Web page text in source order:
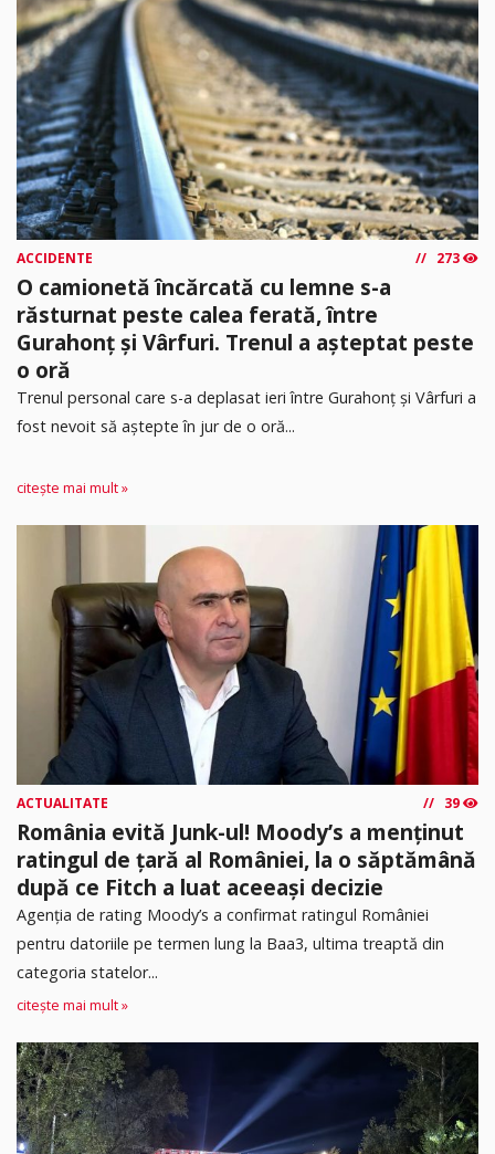
ACCIDENTE 273
O camionetă încărcată cu lemne s-a
răsturnat peste calea ferată, între
Gurahonț și Vârfuri. Trenul a așteptat peste
o oră
Trenul personal care s-a deplasat ieri între Gurahonț și Vârfuri a
fost nevoit să aștepte în jur de o oră...
citește mai mult »
ACTUALITATE 39
România evită Junk-ul! Moody’s a menținut
ratingul de țară al României, la o săptămână
după ce Fitch a luat aceeași decizie
Agenția de rating Moody’s a confirmat ratingul României
pentru datoriile pe termen lung la Baa3, ultima treaptă din
categoria statelor...
citește mai mult »